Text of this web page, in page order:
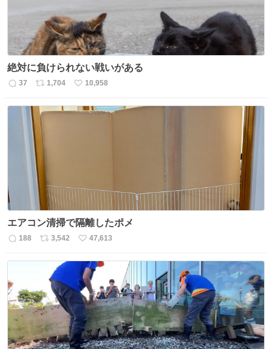
絶対に負けられない戦いがある
返
37
リ
ス
ト
数
1,704
い
ね
10,958
エアコン清掃で隔離したポメ
返
188
リ
数
3,542
い
ね
数
47,613